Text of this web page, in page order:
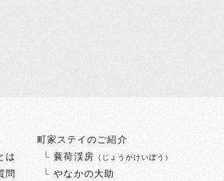
は
問
町家ステイのご紹介
蘘荷渓房 （じょうがけいぼう）
やなかの大助